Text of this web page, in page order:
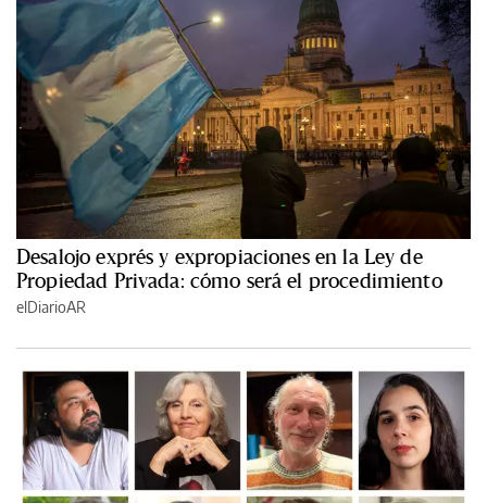
Desalojo exprés y expropiaciones en la Ley de
Propiedad Privada: cómo será el procedimiento
elDiarioAR